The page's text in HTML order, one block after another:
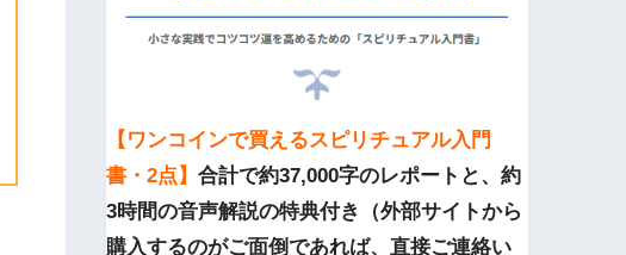
【ワンコインで買えるスピリチュアル入門
書・2点】 合計で約37,000字のレポートと、約
3時間の音声解説の特典付き（外部サイトから
購入するのがご面倒であれば、直接ご連絡い